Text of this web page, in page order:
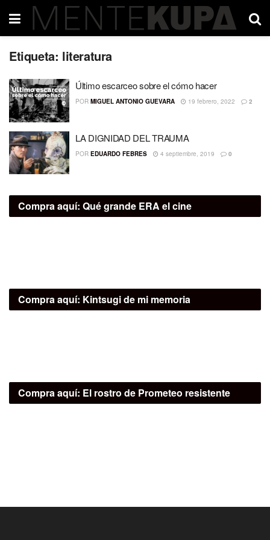
Etiqueta: literatura
Último escarceo sobre el cómo hacer
POR MIGUEL ANTONIO GUEVARA 19 febrero, 2022 2
LA DIGNIDAD DEL TRAUMA
POR EDUARDO FEBRES 4 septiembre, 2019 0
Compra aquí: Qué grande ERA el cine
Compra aquí: Kintsugi de mi memoria
Compra aquí: El rostro de Prometeo resistente